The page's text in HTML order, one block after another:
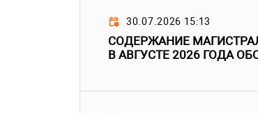
30.07.2026 15:13
СОДЕРЖАНИЕ
В АВГУСТЕ 2026 ГОДА